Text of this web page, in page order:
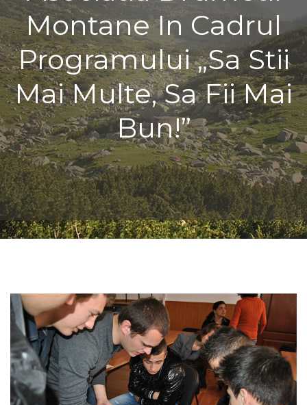
Montane In Cadrul
Programului „Sa Stii
Mai Multe, Sa Fii Mai
Bun!”